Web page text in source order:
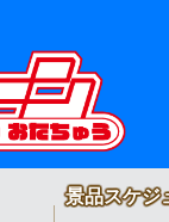
景品スケジ